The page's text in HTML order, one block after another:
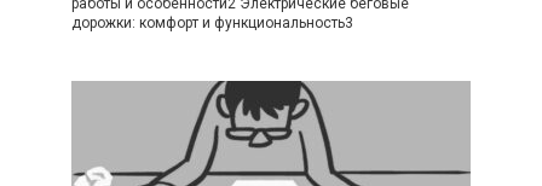
дорожки: комфорт и функциональность3